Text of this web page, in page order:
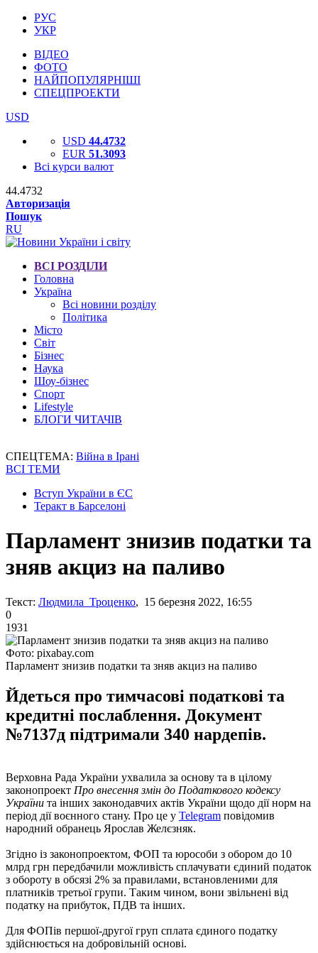
РУС
УКР
ВІДЕО
ФОТО
НАЙПОПУЛЯРНІШІ
СПЕЦПРОЕКТИ
USD
USD 44.4732
EUR 51.3093
Всі курси валют
44.4732
Авторизація
Пошук
RU
ВСІ РОЗДІЛИ
Головна
Україна
Всі новини розділу
Політика
Місто
Світ
Бізнес
Наука
Шоу-бізнес
Спорт
Lifestyle
БЛОГИ ЧИТАЧІВ
СПЕЦТЕМА: Війна в Ірані
ВСІ ТЕМИ
Вступ України в ЄС
Теракт в Барселоні
Парламент знизив податки та
зняв акциз на паливо
Текст: Людмила Троценко, 15 березня 2022, 16:55
0
1931
Фото: pixabay.com
Парламент знизив податки та зняв акциз на паливо
Йдеться про тимчасові податкові та
кредитні послаблення. Документ
№7137д підтримали 340 нардепів.
Верховна Рада України ухвалила за основу та в цілому
законопроект Про внесення змін до Податкового кодексу
України та інших законодавчих актів України щодо дії норм на
період дії воєнного стану. Про це у Telegram повідомив
народний обранець Ярослав Желєзняк.
Згідно із законопроектом, ФОП та юрособи з обором до 10
млрд грн передбачили можливість сплачувати єдиний податок
з обороту в обсязі 2% за правилами, встановленими для
платників третьої групи. Таким чином, вони звільнені від
податку на прибуток, ПДВ та інших.
Для ФОПів першої-другої груп сплата єдиного податку
здійснюється на добровільній основі.